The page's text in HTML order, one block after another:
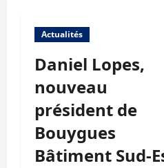
Actualités
Daniel Lopes,
nouveau
président de
Bouygues
Bâtiment Sud-